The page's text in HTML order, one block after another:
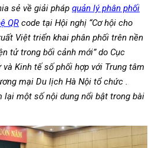
sẻ về giải pháp quản lý phân phối
QR code tại Hội nghị “Cơ hội cho
Việt triển khai phân phối trên nền
tử trong bối cảnh mới” do Cục
Kinh tế số phối hợp với Trung tâm
mại Du lịch Hà Nội tổ chức .
lại một số nội dung nổi bật trong bài